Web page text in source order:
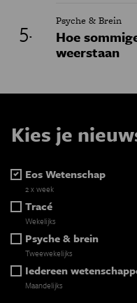
Psyche & Brein
Hoe
weerstaan
Kies je
Eos Wetenschap
2 x week
Tracé
Wekelijks
Psyche & brein
Tweewekelijks
Iedereen
Maandelijks